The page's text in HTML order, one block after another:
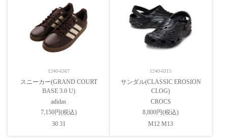
1240-6367
スニーカー(GRAND COURT
BASE 3.0 U)
adidas
7,150円(税込)
30 31
1240-6315
サンダル(CLASSIC EROSION
CLOG)
CROCS
8,800円(税込)
M12 M13